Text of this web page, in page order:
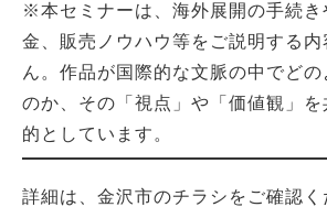
※本セミナーは、海外展開の手続き
金、販売ノウハウ等をご説明する
ん。作品が国際的な文脈の中でど
のか、その「視点」や「価値観」を
的としています。
詳細は、金沢市のチラシをご確認く